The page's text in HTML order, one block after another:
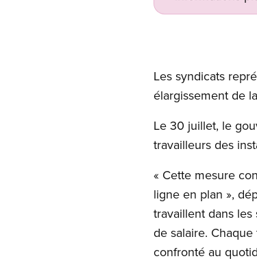
Les syndicats
élargissement de
Le 30 juillet, le
travailleurs des
« Cette mesure
ligne en plan »,
travaillent dans
de salaire.
confronté au